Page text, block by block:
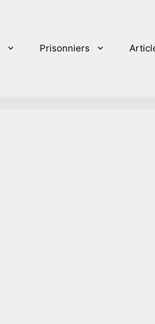
Prisonniers